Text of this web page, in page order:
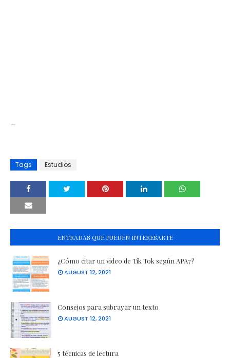
Tags Estudios
ENTRADAS QUE PUEDEN INTERESARTE
¿Cómo citar un video de Tik Tok según APA7?
AUGUST 12, 2021
Consejos para subrayar un texto
AUGUST 12, 2021
5 técnicas de lectura